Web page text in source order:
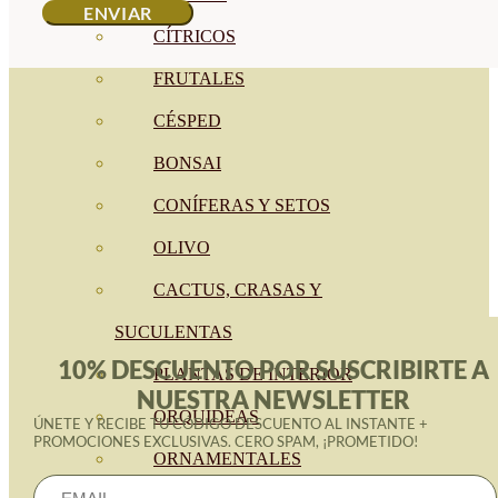
CÍTRICOS
FRUTALES
CÉSPED
BONSAI
CONÍFERAS Y SETOS
OLIVO
CACTUS, CRASAS Y
SUCULENTAS
PLANTAS DE INTERIOR
ORQUIDEAS
ORNAMENTALES
10% DESCUENTO POR SUSCRIBIRTE A
NUESTRA NEWSLETTER
ÚNETE Y RECIBE TU CÓDIGO DESCUENTO AL INSTANTE +
PROMOCIONES EXCLUSIVAS. CERO SPAM, ¡PROMETIDO!